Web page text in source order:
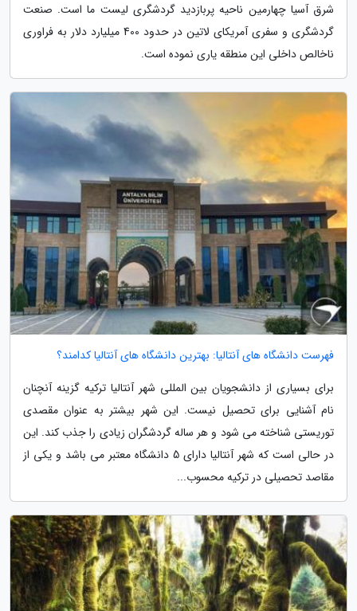
شرق آسیا چهارمین ناحیه پربازدید گردشگری لیست ما است. صنعت
گردشگری و سفری آمریکای لاتین در حدود 400 میلیارد دلار به فراوری
ناخالص داخلی این منطقه یاری نموده است.
فهرست دانشگاه های آنتالیا: بهترین دانشگاه های آنتالیا کدامند؟
برای بسیاری از دانشجویان بین المللی شهر آنتالیا ترکیه گزینه آنچنان
نام آشنایی برای تحصیل نیست. این شهر بیشتر به عنوان مقصدی
توریستی شناخته می شود و هر ساله گردشگران زیادی را جذب کند. این
در حالی است که شهر آنتالیا دارای 5 دانشگاه معتبر می باشد و یکی از
مقاصد تحصیلی در ترکیه محسوب...